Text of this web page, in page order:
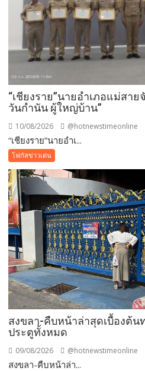
“เชียงราย”นายอำเภอแม่สา
วันกำนัน ผู้ใหญ่บ้าน”
10/08/2026 @hotnewstimeonline
“เชียงราย”นายอำเ...
โฟกัสข่าวเด่น
สงขลา-คืบหน้าล่าสุดเบื้องต้น
ประตูทั้งหมด
09/08/2026 @hotnewstimeonline
สงขลา-คืบหน้าล่า...